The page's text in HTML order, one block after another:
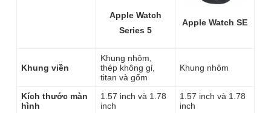
Apple Watch
Series 5
Apple Watch SE
Khung viền
Khung nhôm,
thép không gỉ,
titan và gốm
Khung nhôm
Kích thước màn
hình
1.57 inch và 1.78
inch
1.57 inch và 1.78
inch